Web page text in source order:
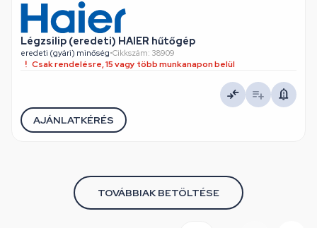
Légzsilip (eredeti) HAIER hűtőgép
eredeti (gyári) minőség•Cikkszám: 38909
Csak rendelésre, 15 vagy több munkanapon belül
AJÁNLATKÉRÉS
TOVÁBBIAK BETÖLTÉSE